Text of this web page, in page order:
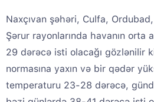
Naxçıvan şəhəri, Culfa,
Şərur rayonlarında havanın orta
29 dərəcə isti olacağı gözlənilir
normasına yaxın və bir qədər
temperaturu 23-28 dərəcə,